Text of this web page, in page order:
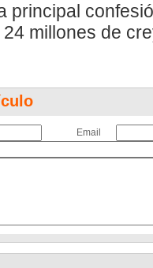
principal
millones de
Email